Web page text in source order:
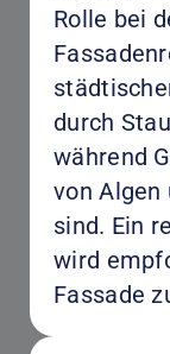
Rolle bei
durch
während
von
sind. Ein
wird
Fassade